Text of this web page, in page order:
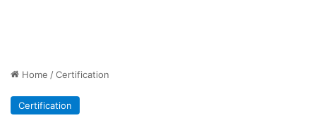
Home /Certification
Certification